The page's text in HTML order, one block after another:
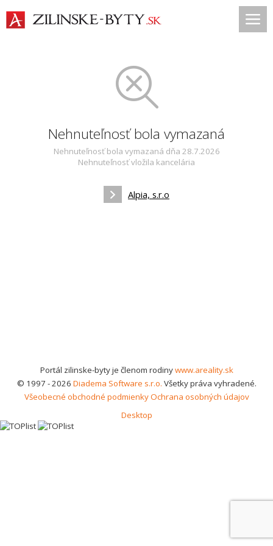
Nehnuteľnosť bola vymazaná
Nehnuteľnosť bola vymazaná dňa 28.7.2026
Nehnuteľnosť vložila kancelária
Alpia, s.r.o
Portál zilinske-byty je členom rodinywww.areality.sk
© 1997 - 2026 Diadema Software s.r.o. Všetky práva vyhradené.
Všeobecné obchodné podmienkyOchrana osobných údajov
Desktop